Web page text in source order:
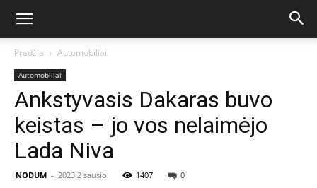
Pradžia Automobiliai
Automobiliai
Ankstyvasis Dakaras buvo
keistas – jo vos nelaimėjo
Lada Niva
NODUM - 2023 2 sausio 1407 0